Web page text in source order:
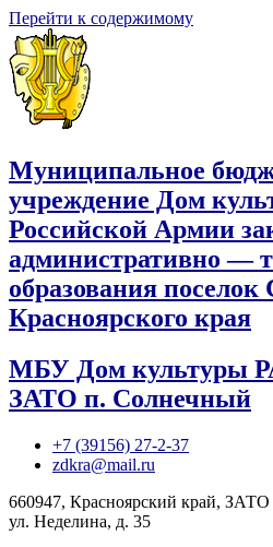
Перейти к содержимому
Муниципальное
учреждение Дом
Российской Армии
административно —
образования
Красноярского края
МБУ Дом культуры
ЗАТО п. Солнечный
+7 (39156) 27-2-37
zdkra@mail.ru
660947, Красноярский край,
ул. Неделина, д. 35